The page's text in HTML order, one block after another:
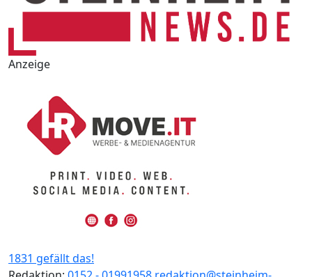
Anzeige
1831 gefällt das!